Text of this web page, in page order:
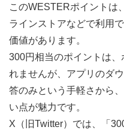
このWESTERポイントは
ラインストアなどで利用
価値があります。
300円相当のポイントは
れませんが、アプリのダ
答のみという手軽さから
い点が魅力です。
X（旧Twitter）では、「